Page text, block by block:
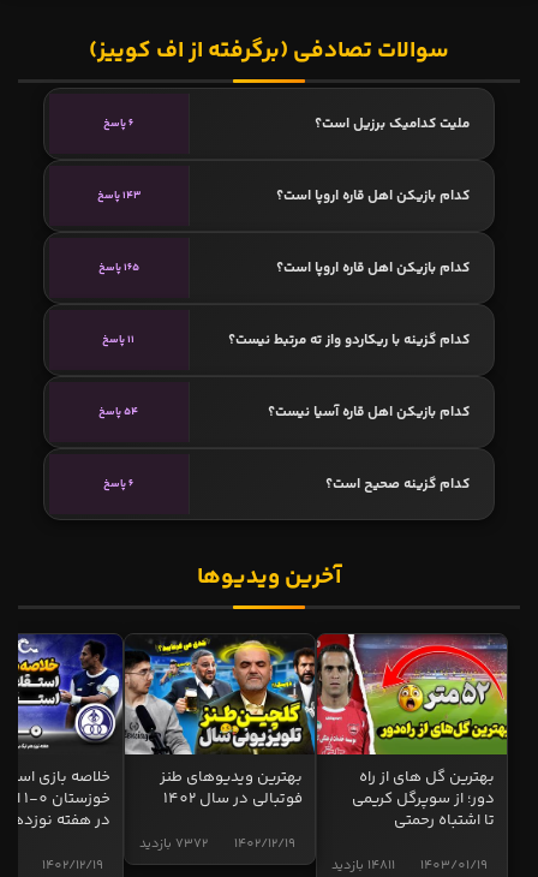
سوالات تصادفی (برگرفته از اف کوییز)
ملیت کدامیک برزیل است؟ 6 پاسخ
کدام بازیکن اهل قاره اروپا است؟ 143 پاسخ
کدام بازیکن اهل قاره اروپا است؟ 165 پاسخ
کدام گزینه با ریکاردو واز ته مرتبط نیست؟ 11 پاسخ
کدام بازیکن اهل قاره آسیا نیست؟ 54 پاسخ
کدام گزینه صحیح است؟ 6 پاسخ
آخرین ویدیوها
بهترین گل های از راه
دور؛ از سوپرگل کریمی
تا اشتباه رحمتی
14811 بازدید 1403/01/19
بهترین ویدیوهای طنز
فوتبالی در سال 1402
7372 بازدید 1402/12/19
خلاصه بازی
در هفته نوزدهم
1402/12/19